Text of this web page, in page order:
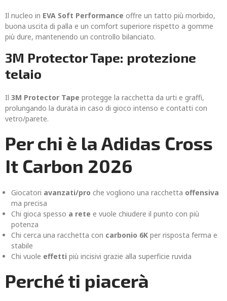
Il nucleo in EVA Soft Performance offre un tatto più morbido,
buona uscita di palla e un comfort superiore rispetto a gomme
più dure, mantenendo un controllo bilanciato.
3M Protector Tape: protezione
telaio
Il 3M Protector Tape protegge la racchetta da urti e graffi,
prolungando la durata in caso di gioco intenso e contatti con
vetro/parete.
Per chi è la Adidas Cross
It Carbon 2026
Giocatori avanzati/pro che vogliono una racchetta offensiva
ma precisa
Chi gioca spesso a rete e vuole chiudere il punto con più
potenza
Chi cerca una racchetta con carbonio 6K per risposta ferma e
stabile
Chi vuole effetti più incisivi grazie alla superficie ruvida
Perché ti piacerà